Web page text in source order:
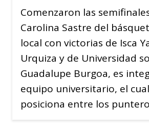
Comenzaron las
Carolina Sastre del
local con victorias de Isca
Urquiza y de Universidad
Guadalupe Burgoa, es
equipo universitario, el
posiciona entre los